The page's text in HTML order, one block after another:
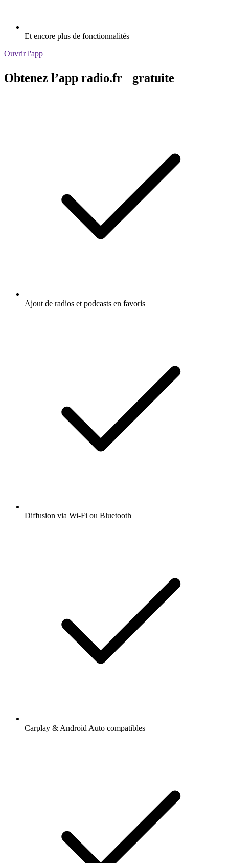
Et encore plus de fonctionnalités
Ouvrir l'app
Obtenez l’app radio.fr gratuite
Ajout de radios et podcasts en favoris
Diffusion via Wi-Fi ou Bluetooth
Carplay & Android Auto compatibles